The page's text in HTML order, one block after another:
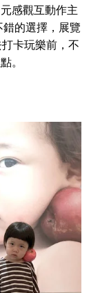
感觀互動作主
的選擇，展覽
卡玩樂前，不
。